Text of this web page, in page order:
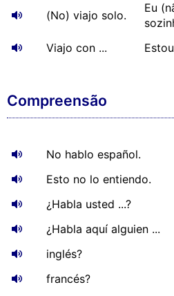
(No) viajo solo.
Eu
Viajo con ...
Compreensão
No hablo español.
Esto no lo entiendo.
¿Habla usted ...?
¿Habla aquí alguien ...
inglés?
francés?